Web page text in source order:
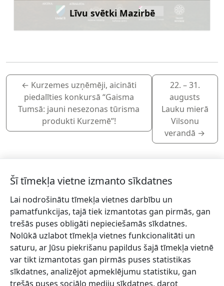
Līvu svētki Mazirbē
Uzzināt vairāk
← Kurzemes uzņēmēji, aicināti
piedalīties konkursā “Gaisma
Tumsā: jauni nesezonas tūrisma
produkti Kurzemē”!
22. – 31.
augusts
Lauku mierā
Vilsonu
verandā →
Piesakies jaunumiem!
Pieraksties jaunumiem e-pastā un nepalaid garām
jaunākās aktualitātes.
Šī tīmekļa vietne izmanto sīkdatnes
Lai nodrošinātu tīmekļa vietnes darbību un
pamatfunkcijas, tajā tiek izmantotas gan pirmās, gan
trešās puses obligāti nepieciešamās sīkdatnes.
Nolūkā uzlabot tīmekļa vietnes funkcionalitāti un
saturu, ar Jūsu piekrišanu papildus šajā tīmekļa vietnē
var tikt izmantotas gan pirmās puses statistikas
sīkdatnes, analizējot apmeklējumu statistiku, gan
trešās puses sociālo mediju sīkdatnes, darot